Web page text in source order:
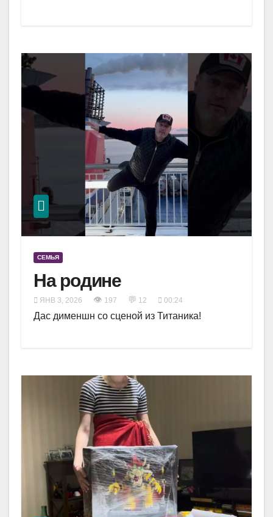
СЕМЬЯ
На родине
ЯНВ 3, 2026 👁 197 💬 12 00:24
Дас дименшн со сценой из Титаника!